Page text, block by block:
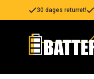
30 dages returret!